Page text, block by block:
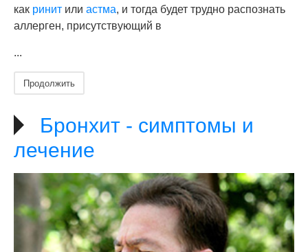
как ринит или астма, и тогда будет трудно распознать
аллерген, присутствующий в
...
Продолжить
Бронхит - симптомы и
лечение